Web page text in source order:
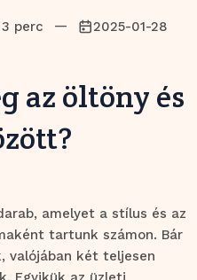
perc — 2025-01-28
az öltöny és
amelyet a stílus és az
tartunk számon. Bár
valójában két teljesen